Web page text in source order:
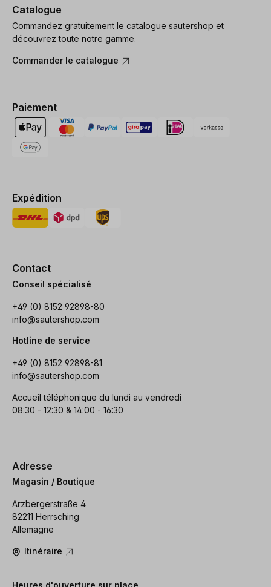
Catalogue
Commandez gratuitement le catalogue sautershop et
découvrez toute notre gamme.
Commander le catalogue
Paiement
Expédition
Contact
Conseil spécialisé
+49 (0) 8152 92898-80
info@sautershop.com
Hotline de service
+49 (0) 8152 92898-81
info@sautershop.com
Accueil téléphonique du lundi au vendredi
08:30 - 12:30 & 14:00 - 16:30
Adresse
Magasin / Boutique
Arzbergerstraße 4
82211 Herrsching
Allemagne
Itinéraire
Heures d'ouverture sur place